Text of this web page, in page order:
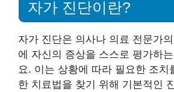
자가 진단이란?
자가 진단은 의사나 의료 전문가
에 자신의 증상을 스스로 평가하
요. 이는 상황에 따라 필요한 조치
한 치료법을 찾기 위해 기본적인